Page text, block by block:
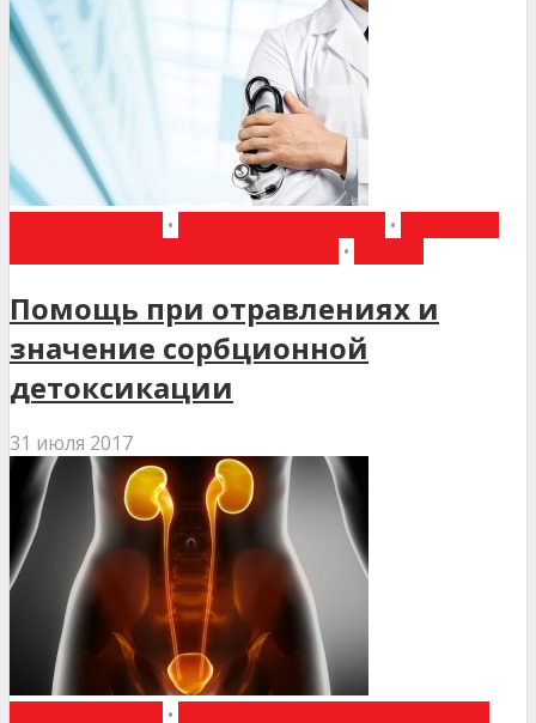
• •
•
Помощь при отравлениях и
значение сорбционной
детоксикации
31 июля 2017
•